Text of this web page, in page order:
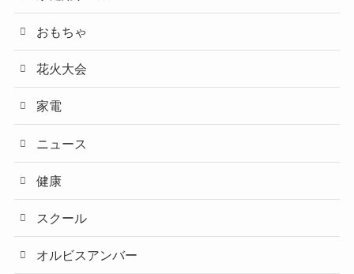
おもちゃ
花火大会
家電
ニュース
健康
スクール
オルビスアンバー